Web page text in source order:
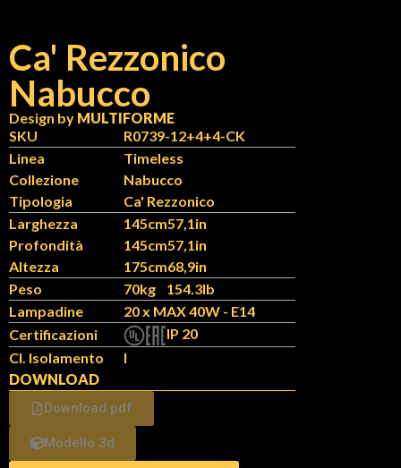
IT
Nabucco
Design by MULTIFORME
Ca' Rezzonico
SKU
R0739-12+4+4-CK
Linea
Timeless
Collezione
Nabucco
Tipologia
Ca' Rezzonico
Larghezza
145cm57,1in
Profondità
145cm57,1in
Altezza
175cm68,9in
Peso
70kg
154.3lb
Lampadine
20 x MAX 40W - E14
Certificazioni
IP 20
Cl. Isolamento
I
DOWNLOAD
Download pdf
Modello 3d